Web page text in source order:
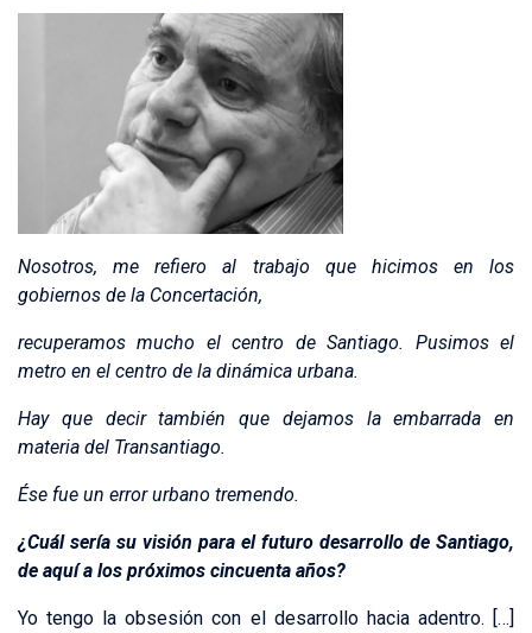
Nosotros, me refiero al trabajo que hicimos en los
gobiernos de la Concertación,
recuperamos mucho el centro de Santiago. Pusimos el
metro en el centro de la dinámica urbana.
Hay que decir también que dejamos la embarrada en
materia del Transantiago.
Ése fue un error urbano tremendo.
¿Cuál sería su visión para el futuro desarrollo de Santiago,
de aquí a los próximos cincuenta años?
Yo tengo la obsesión con el desarrollo hacia adentro. […]